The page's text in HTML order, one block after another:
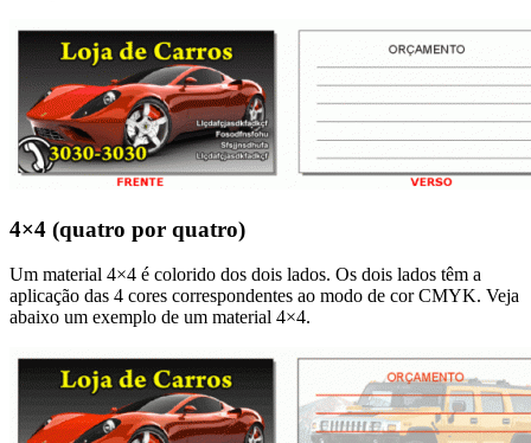
4×4 (quatro por quatro)
Um material 4×4 é colorido dos dois lados. Os dois lados têm a
aplicação das 4 cores correspondentes ao modo de cor CMYK. Veja
abaixo um exemplo de um material 4×4.